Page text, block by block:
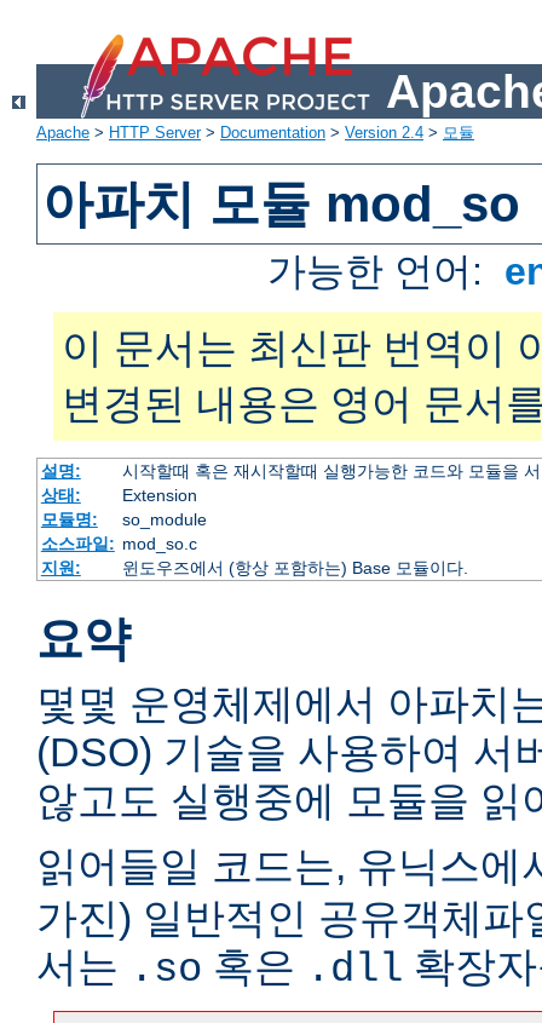
Apache > HTTP Server> Documentation > Version 2.4 > 모듈
아파치 모듈 mod_so
가능한 언어:
이 문서는 최신판 번역이
변경된 내용은 영어 문서
설명:
시작할때 혹은 재시작할때 실행가능한 코드와 모듈을
상태:
Extension
모듈명:
so_module
소스파일: mod_so.c
지원:
윈도우즈에서 (항상 포함하는) Base 모듈이다.
요약
몇몇 운영체제에서 아파치
(DSO) 기술을 사용하여 서
않고도 실행중에 모듈을 읽
읽어들일 코드는, 유닉스에
가진) 일반적인 공유객체파
서는 .so 혹은 .dll 확장